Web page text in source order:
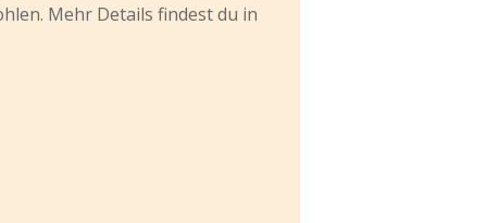
Mehr Details findest du in